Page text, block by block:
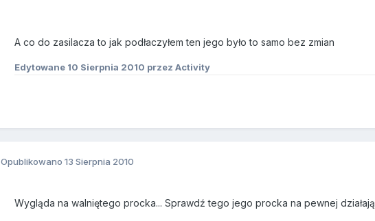
A co do zasilacza to jak podłaczyłem ten jego było to samo bez zmian
Edytowane 10 Sierpnia 2010 przez Activity
Opublikowano 13 Sierpnia 2010
Wygląda na walniętego procka... Sprawdź tego jego procka na pewnej